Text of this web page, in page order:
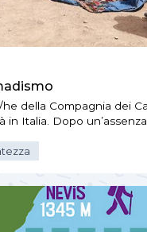
della Compagnia dei
in Italia. Dopo